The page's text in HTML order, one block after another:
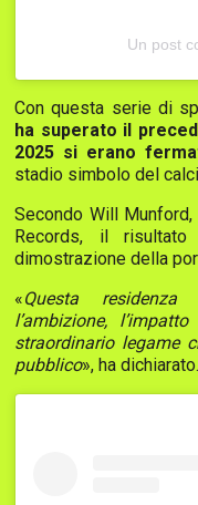
Un post
Con questa serie di
ha superato il
2025 si erano
stadio simbolo del
Secondo Will
Records, il
dimostrazione della
«Questa
l’ambizione,
straordinario legame
pubblico», ha dichiarato.